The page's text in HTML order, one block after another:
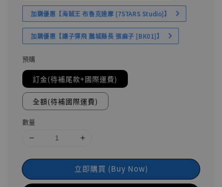
加購優惠【海賊王 布魯克達摩 [7STARS Studio]】
加購優惠【讓子彈飛 鵝城縣長 張麻子 [BK01]】
預購
訂金(待補尾款+國際運費)
全額(待補國際運費)
數量
立即購買 (Buy Now)